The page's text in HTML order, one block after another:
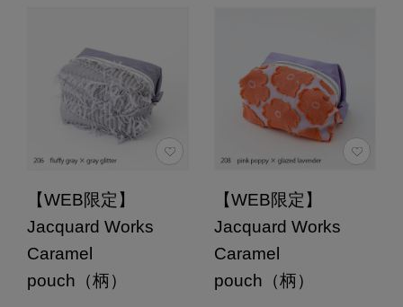
【WEB限定】
Jacquard Works
Caramel
pouch（柄）
【WEB限定】
Jacquard Works
Caramel
pouch（柄）